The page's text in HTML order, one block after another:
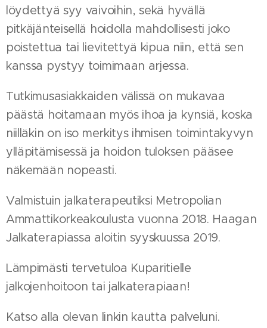
löydettyä syy vaivoihin, sekä hyvällä
pitkäjänteisellä hoidolla mahdollisesti joko
poistettua tai lievitettyä kipua niin, että sen
kanssa pystyy toimimaan arjessa.
Tutkimusasiakkaiden välissä on mukavaa
päästä hoitamaan myös ihoa ja kynsiä, koska
niilläkin on iso merkitys ihmisen toimintakyvyn
ylläpitämisessä ja hoidon tuloksen pääsee
näkemään nopeasti.
Valmistuin jalkaterapeutiksi Metropolian
Ammattikorkeakoulusta vuonna 2018. Haagan
Jalkaterapiassa aloitin syyskuussa 2019.
Lämpimästi tervetuloa Kuparitielle
jalkojenhoitoon tai jalkaterapiaan!
Katso alla olevan linkin kautta palveluni.